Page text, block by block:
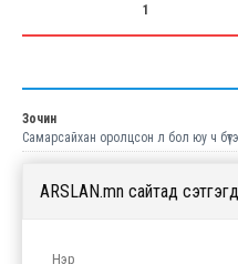
1
Зочин
Самарсайхан оролцсон л бол юу ч
ARSLAN.mn сайтад